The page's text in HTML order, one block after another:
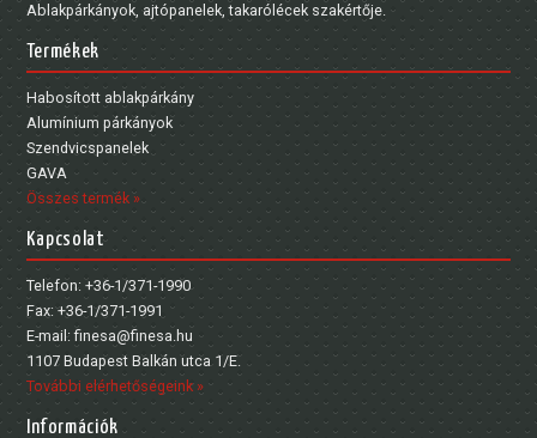
Ablakpárkányok, ajtópanelek, takarólécek szakértője.
Termékek
Habosított ablakpárkány
Alumínium párkányok
Szendvicspanelek
GAVA
Összes termék »
Kapcsolat
Telefon: +36-1/371-1990
Fax: +36-1/371-1991
E-mail: finesa@finesa.hu
1107 Budapest Balkán utca 1/E.
További elérhetőségeink »
Információk